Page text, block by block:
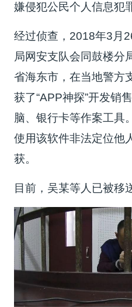
嫌侵犯公民个人信息犯
经过侦查，2018年3月
局网安支队会同鼓楼分
省海东市，在当地警方
获了“APP神探”开发销
脑、银行卡等作案工具
使用该软件非法定位他
获。
目前，吴某等人已被移